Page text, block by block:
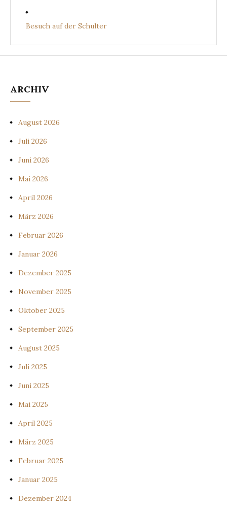
Besuch auf der Schulter
ARCHIV
August 2026
Juli 2026
Juni 2026
Mai 2026
April 2026
März 2026
Februar 2026
Januar 2026
Dezember 2025
November 2025
Oktober 2025
September 2025
August 2025
Juli 2025
Juni 2025
Mai 2025
April 2025
März 2025
Februar 2025
Januar 2025
Dezember 2024